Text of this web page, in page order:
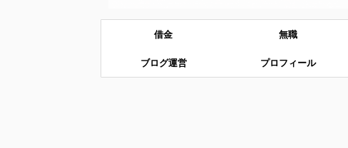
借金 無職
ブログ運営 プロフィール